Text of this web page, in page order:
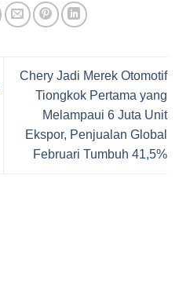
Chery Jadi Merek Otomotif
Tiongkok Pertama yang
Melampaui 6 Juta Unit
Ekspor, Penjualan Global
Februari Tumbuh 41,5%